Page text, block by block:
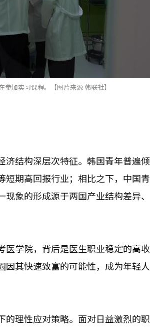
加实习课程。【图片来源 韩联社】
结构深层次特征。韩国青年普遍
期高回报行业；相比之下，中国
象的形成源于两国产业结构差异
学院，背后是医生职业稳定的高
其快速致富的可能性，成为年轻
理性应对策略。面对日益激烈的